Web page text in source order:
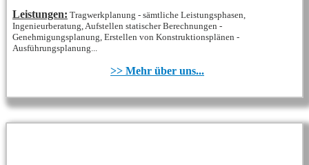
Leistungen: Tragwerkplanung - sämtliche Leistungsphasen,
Ingenieurberatung, Aufstellen statischer Berechnungen -
Genehmigungsplanung, Erstellen von Konstruktionsplänen -
Ausführungsplanung...
>> Mehr über uns...